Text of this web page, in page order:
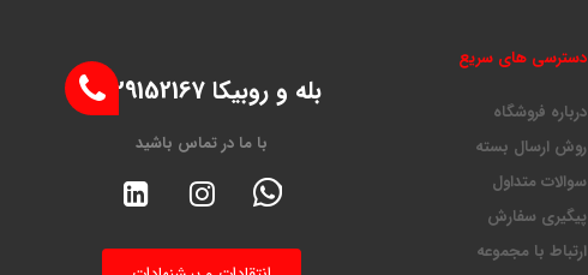
دسترسی های سریع
درباره فروشگاه
روش ارسال بسته
سوالات متداول
پیگیری سفارش
ارتباط با مجموعه
بله و روبیکا 09129152167
با ما در تماس باشید